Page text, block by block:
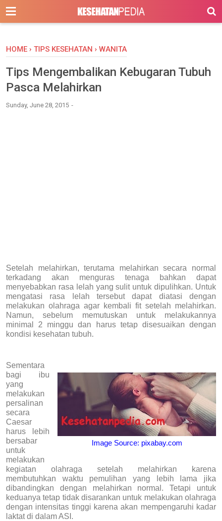
-->
HOME › TIPS KESEHATAN › WANITA
Tips Mengembalikan Kebugaran Tubuh
Pasca Melahirkan
Sunday, June 28, 2015
Setelah melahirkan, terutama melahirkan secara normal
terkadang akan menguras tenaga bahkan dapat
menyebabkan rasa lelah yang sulit untuk dipulihkan. Untuk
mengatasi rasa lelah tersebut dapat diatasi dengan
melakukan olahraga agar kembali fit setelah melahirkan.
Namun, sebelum memutuskan untuk melakukannya
minimal 2 minggu dan harus tetap disesuaikan dengan
kondisi kesehatan tubuh.
Image Source: pixabay.com
Sementara
bagi ibu
yang
melakukan
persalinan
secara
Caesar
harus lebih
bersabar
untuk
melakukan
kegiatan olahraga setelah melahirkan karena
membutuhkan waktu pemulihan yang lebih lama jika
dibandingkan dengan melahirkan normal. Tetapi untuk
keduanya tetap tidak disarankan untuk melakukan olahraga
dengan intensitas tinggi karena akan mempengaruhi kadar
laktat di dalam ASI.